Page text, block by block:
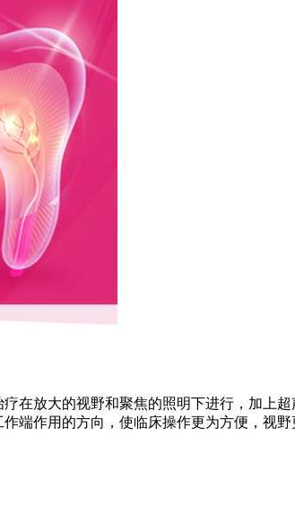
在放大的视野和聚焦的照明下进行，加上
端作用的方向，使临床操作更为方便，视